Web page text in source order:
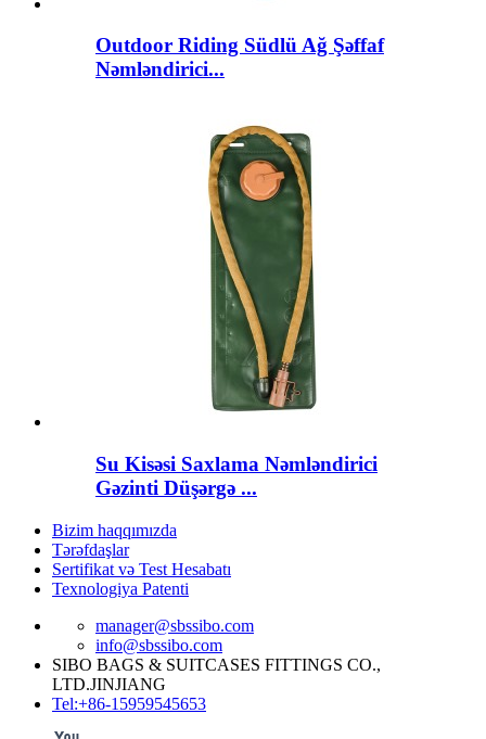
Outdoor Riding Südlü Ağ Şəffaf
Nəmləndirici...
Su Kisəsi Saxlama Nəmləndirici
Gəzinti Düşərgə ...
Bizim haqqımızda
Tərəfdaşlar
Sertifikat və Test Hesabatı
Texnologiya Patenti
manager@sbssibo.com
info@sbssibo.com
SIBO BAGS & SUITCASES FITTINGS CO.,
LTD.JINJIANG
Tel:+86-15959545653